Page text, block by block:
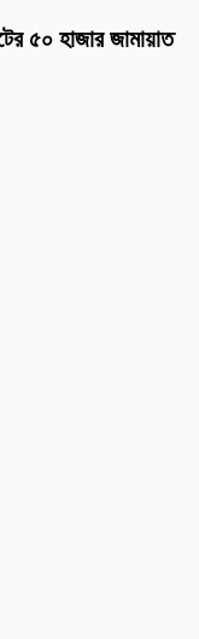
৫০ হাজার জামায়াত